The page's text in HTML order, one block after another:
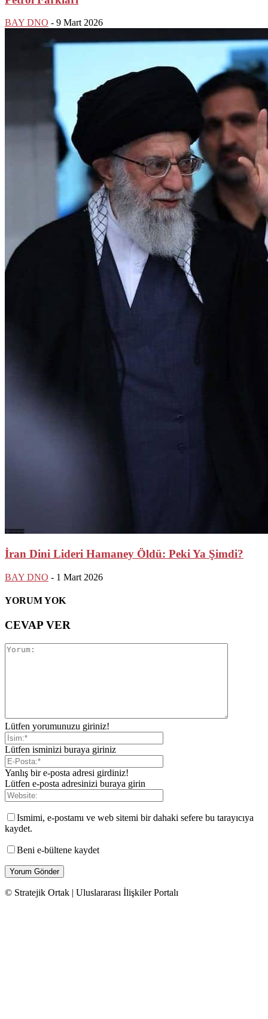
BAY DNO - 9 Mart 2026
İran Dini Lideri Hamaney Öldü: Peki Ya Şimdi?
BAY DNO - 1 Mart 2026
YORUM YOK
CEVAP VER
Lütfen yorumunuzu giriniz!
Lütfen isminizi buraya giriniz
Yanlış bir e-posta adresi girdiniz!
Lütfen e-posta adresinizi buraya girin
Ismimi, e-postamı ve web sitemi bir dahaki sefere bu tarayıcıya
kaydet.
Beni e-bültene kaydet
© Stratejik Ortak | Uluslararası İlişkiler Portalı